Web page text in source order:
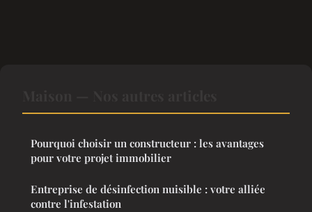
Pourquoi choisir un constructeur : les avantages
pour votre projet immobilier
Entreprise de désinfection nuisible : votre alliée
contre l'infestation